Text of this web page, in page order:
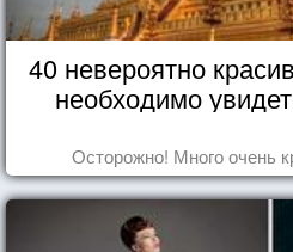
40 невероятно
необходимо
Осторожно! Много очень